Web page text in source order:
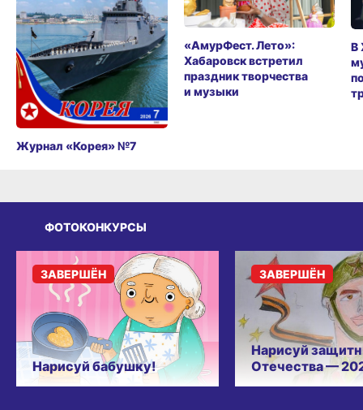
Журнал «Корея» №7
«АмурФест. Лето»:
Хабаровск встретил
праздник творчества
и музыки
В
ФОТОКОНКУРСЫ
Нарисуй бабушку!
ЗАВЕРШЁН
Нарисуй
Отечества —
ЗАВЕРШЁН